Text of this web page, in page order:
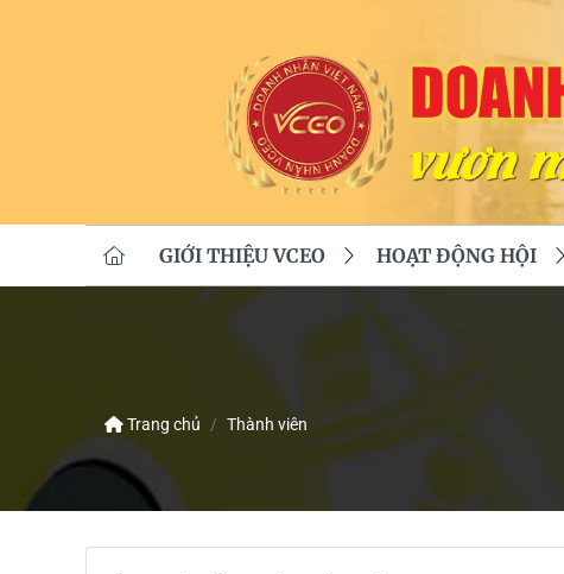
GIỚI THIỆU VCEO HOẠT ĐỘNG HỘI
Trang chủ Thành viên